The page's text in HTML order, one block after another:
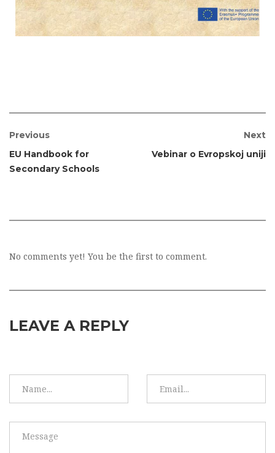
Previous
EU Handbook for
Secondary Schools
Next
Vebinar o Evropskoj uniji
No comments yet! You be the first to comment.
LEAVE A REPLY